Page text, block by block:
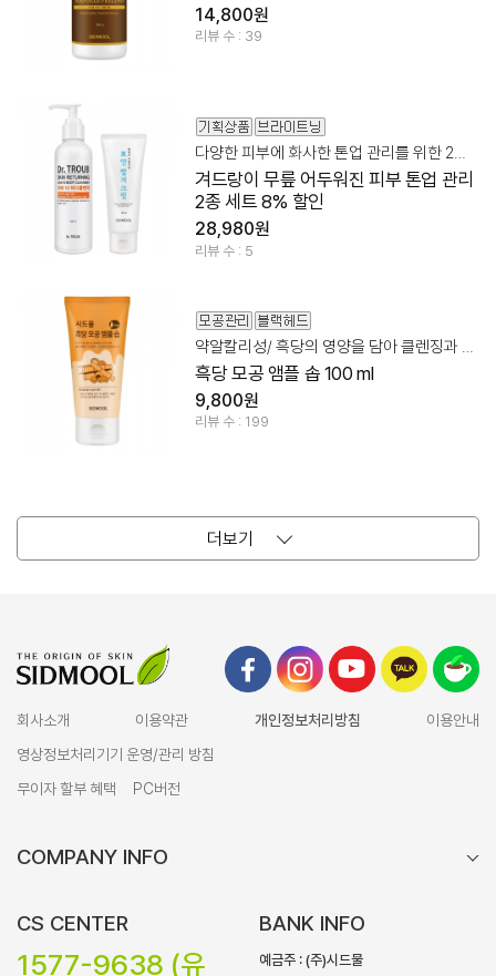
14,800원
리뷰 수 : 39
다양한 피부에 화사한 톤업 관리를 위한 2종 세트!
겨드랑이 무릎 어두워진 피부 톤업 관리
2종 세트 8% 할인
28,980원
리뷰 수 : 5
약알칼리성/ 흑당의 영양을 담아 클렌징과 포어 관리를 한번에!
흑당 모공 앰플 솝 100 ml
9,800원
리뷰 수 : 199
더보기
회사소개 이용약관 개인정보처리방침
이용안내
영상정보처리기기 운영/관리 방침
무이자 할부 혜택
PC버전
COMPANY INFO
CS CENTER
1577-9638 (유
BANK INFO
예금주 : (주)시드물